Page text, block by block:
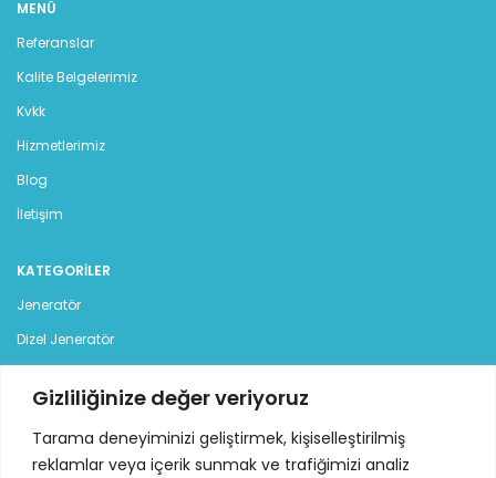
Gizliliğinize değer veriyoruz
Tarama deneyiminizi geliştirmek, kişiselleştirilmiş
reklamlar veya içerik sunmak ve trafiğimizi analiz
MENÜ
Referanslar
Kalite Belgelerimiz
Kvkk
Hizmetlerimiz
Blog
İletişim
KATEGORILER
Jeneratör
Dizel Jeneratör
Kiralık Jeneratör
İLETİŞİM